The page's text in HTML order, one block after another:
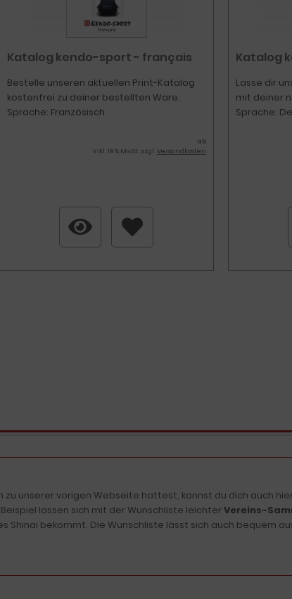
Katalog kendo-sport - français
Bestelle unseren aktuellen Print-Katalog
kostenfrei zu deiner bestellten Ware.
Sprache: Französisch
ab
inkl. 19 % MwSt. zzgl. Versandkosten
Katalog
Lasse dir
mit deiner
Sprache:
unserer vorigen Webseite hattest, kannst du dich auch
lassen sich mit der Wunschliste leichterVereins-
bekommt. Die Wunschliste lässt sich auch bequem